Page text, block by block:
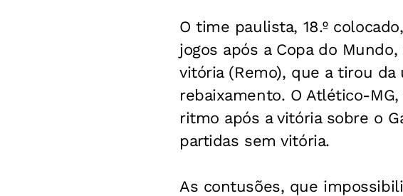
O time paulista, 18.º
jogos após a Copa do
vitória (Remo), que a tirou
rebaixamento. O Atlético-
ritmo após a vitória sobre o
partidas sem vitória.
As contusões, que